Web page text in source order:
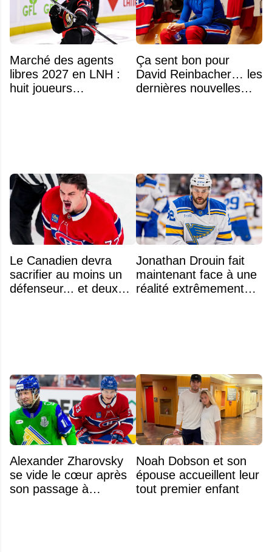
Marché des agents
libres 2027 en LNH :
huit joueurs
Ça sent bon pour
David Reinbacher… les
dernières nouvelles
Le Canadien devra
sacrifier au moins un
défenseur... et deux
Jonathan Drouin fait
maintenant face à une
réalité extrêmement
Alexander Zharovsky
se vide le cœur après
son passage à
Noah Dobson et son
épouse accueillent leur
tout premier enfant